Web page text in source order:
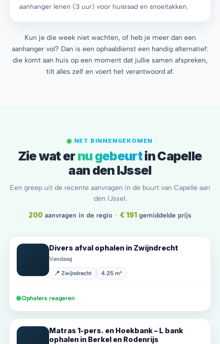
aanhanger lenen (3 uur) voor huisraad en snoeitakken.
Kun je die week niet wachten, of heb je meer dan een
aanhanger vol? Dan is een ophaaldienst een handig alternatief:
die komt aan huis op een moment dat jullie samen afspreken,
tilt alles zelf en voert het verantwoord af.
NET BINNENGEKOMEN
Zie wat er nu gebeurtin Capelle
aan den IJssel
Een greep uit de recente aanvragen in de buurt van Capelle aan
den IJssel.
200 aanvragen in de regio · € 191 gemiddelde prijs
Divers afval ophalen in Zwijndrecht
Vandaag
📍 Zwijndrecht 4.25 m³
Ophalers reageren
Matras 1-pers. en Hoekbank – L bank
ophalen in Berkel en Rodenrijs